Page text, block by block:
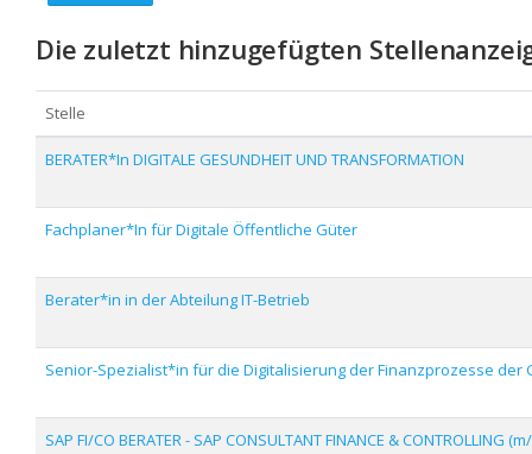
Die zuletzt hinzugefügten
Stelle
BERATER*In DIGITALE GESUNDHEIT UND TRANSFORMATION
Fachplaner*In für Digitale Öffentliche Güter
Berater*in in der Abteilung IT-Betrieb
Senior-Spezialist*in für die Digitalisierung der Finanzprozesse der
SAP FI/CO BERATER - SAP CONSULTANT FINANCE & CONTROLLING